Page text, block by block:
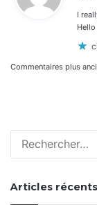
I
Commentaires plus
Articles récents